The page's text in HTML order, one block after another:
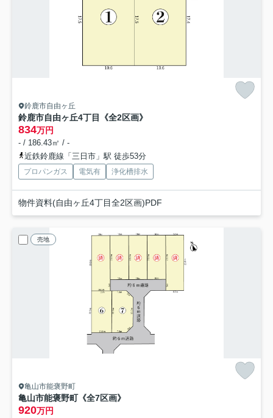
鈴鹿市自由ヶ丘
鈴鹿市自由ヶ丘4丁目《全2区画》
834万円
- / 186.43㎡ / -
近鉄鈴鹿線「三日市」駅 徒歩53分
プロパンガス 電気有 浄化槽排水
物件資料(自由ヶ丘4丁目全2区画)PDF
売地
亀山市能褒野町
亀山市能褒野町《全7区画》
920万円